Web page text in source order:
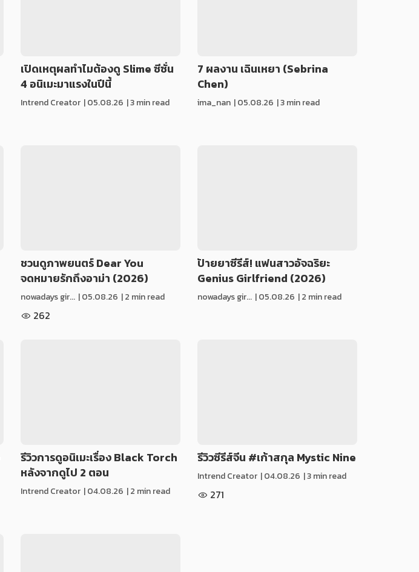
เปิดเหตุผลทำไมต้องดู Slime ซีซั่น
4 อนิเมะมาแรงในปีนี้
Intrend Creator |05.08.26 | 3 min read
7 ผลงาน เฉินเหยา (Sebrina
Chen)
ima_nan |05.08.26 | 3 min read
ชวนดูภาพยนตร์ Dear You
จดหมายรักถึงอาม่า (2026)
nowadays gir... |05.08.26 | 2 min read
262
ป้ายยาซีรีส์! แฟนสาวอัจฉริยะ
Genius Girlfriend (2026)
nowadays gir... |05.08.26 | 2 min read
รีวิวการดูอนิเมะเรื่อง Black Torch
หลังจากดูไป 2 ตอน
Intrend Creator |04.08.26 | 2 min read
รีวิวซีรีส์จีน #เก้าสกุล Mystic Nine
Intrend Creator |04.08.26 | 3 min read
271